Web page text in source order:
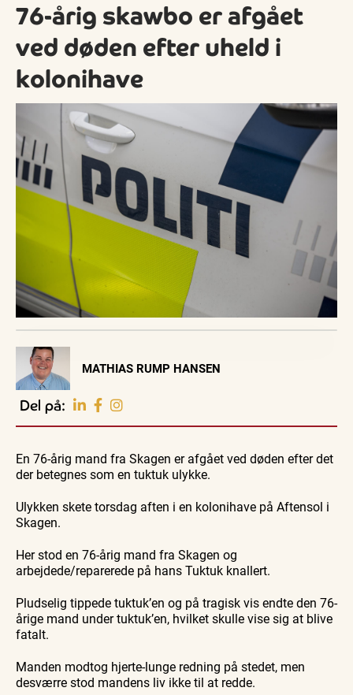
76-årig skawbo er afgået
ved døden efter uheld i
kolonihave
Visit Vendsyssel
EVENTKALENDER
Oplev events i
Vendsyssel
natur og lokale events.
Se events
Guidede ture
- når
gravstenene
fra
Tunø
10.
fra
Tunø
10.
MATHIAS RUMP HANSEN
Del på:
En 76-årig mand fra Skagen er afgået ved døden efter det
der betegnes som en tuktuk ulykke.
Ulykken skete torsdag aften i en kolonihave på Aftensol i
Skagen.
Her stod en 76-årig mand fra Skagen og
arbejdede/reparerede på hans Tuktuk knallert.
Pludselig tippede tuktuk’en og på tragisk vis endte den 76-
årige mand under tuktuk’en, hvilket skulle vise sig at blive
fatalt.
Manden modtog hjerte-lunge redning på stedet, men
desværre stod mandens liv ikke til at redde.